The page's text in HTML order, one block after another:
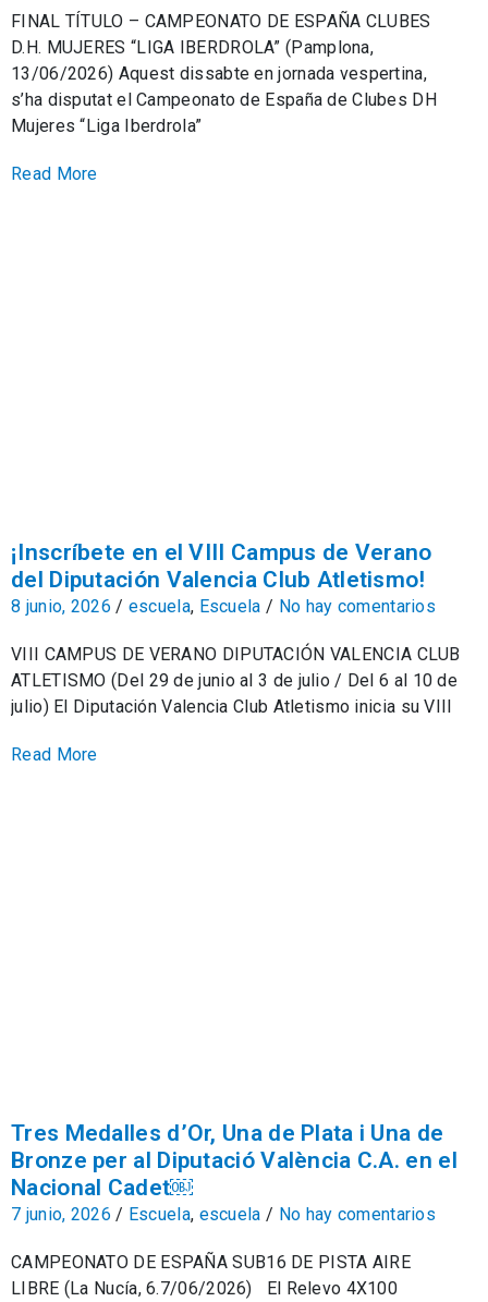
FINAL TÍTULO – CAMPEONATO DE ESPAÑA CLUBES
D.H. MUJERES “LIGA IBERDROLA” (Pamplona,
13/06/2026) Aquest dissabte en jornada vespertina,
s’ha disputat el Campeonato de España de Clubes DH
Mujeres “Liga Iberdrola”
Read More
¡Inscríbete en el VIII Campus de Verano
del Diputación Valencia Club Atletismo!
8 junio, 2026 / escuela, Escuela / No hay comentarios
VIII CAMPUS DE VERANO DIPUTACIÓN VALENCIA CLUB
ATLETISMO (Del 29 de junio al 3 de julio / Del 6 al 10 de
julio) El Diputación Valencia Club Atletismo inicia su VIII
Read More
Tres Medalles d’Or, Una de Plata i Una de
Bronze per al Diputació València C.A. en el
Nacional Cadet￼
7 junio, 2026 / Escuela, escuela / No hay comentarios
CAMPEONATO DE ESPAÑA SUB16 DE PISTA AIRE
LIBRE (La Nucía, 6.7/06/2026) El Relevo 4X100